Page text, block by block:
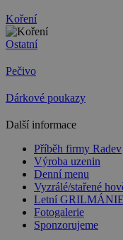
Koření
Ostatní
Pečivo
Dárkové poukazy
Další informace
Příběh firmy Radev
Výroba uzenin
Denní menu
Vyzrálé/stařené
Letní GRILMÁNIE
Fotogalerie
Sponzorujeme